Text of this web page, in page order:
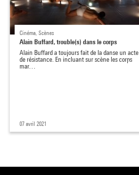
Cinéma, Scènes
Alain Buffard, trouble(s) dans le corps
Alain Buffard a toujours fait de la danse un acte
de résistance. En incluant sur scène les corps
mar…
07 avril 2021